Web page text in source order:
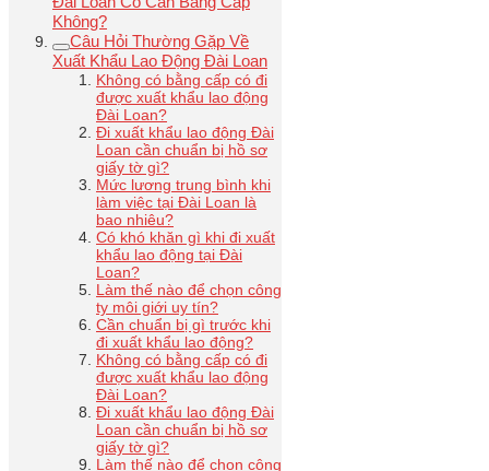
Không?
Câu Hỏi Thường Gặp Về
Xuất Khẩu Lao Động Đài Loan
Không có bằng cấp có đi
được xuất khẩu lao động
Đài Loan?
Đi xuất khẩu lao động Đài
Loan cần chuẩn bị hồ sơ
giấy tờ gì?
Mức lương trung bình khi
làm việc tại Đài Loan là
bao nhiêu?
Có khó khăn gì khi đi xuất
khẩu lao động tại Đài
Loan?
Làm thế nào để chọn công
ty môi giới uy tín?
Cần chuẩn bị gì trước khi
đi xuất khẩu lao động?
Không có bằng cấp có đi
được xuất khẩu lao động
Đài Loan?
Đi xuất khẩu lao động Đài
Loan cần chuẩn bị hồ sơ
giấy tờ gì?
Làm thế nào để chọn công